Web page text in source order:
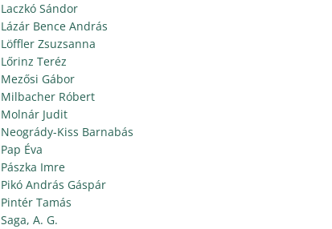
Laczkó Sándor
Lázár Bence András
Löffler Zsuzsanna
Lőrinz Teréz
Mezősi Gábor
Milbacher Róbert
Molnár Judit
Neogrády-Kiss Barnabás
Pap Éva
Pászka Imre
Pikó András Gáspár
Pintér Tamás
Saga, A. G.